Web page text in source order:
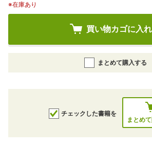
※在庫あり
買い物カゴに入
まとめて購入する
チェックした書籍を
まとめ